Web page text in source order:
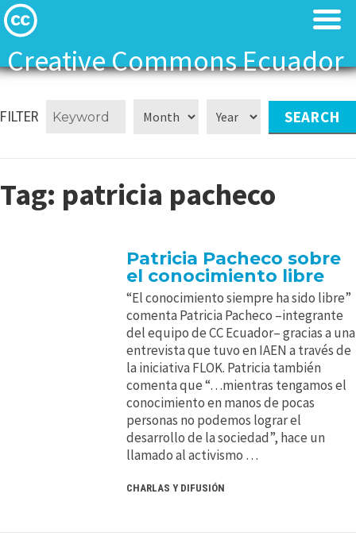
Creative Commons Ecuador
Contact
Contact
FILTER
Tag: patricia pacheco
Patricia Pacheco sobre
el conocimiento libre
“El conocimiento siempre ha sido libre”
comenta Patricia Pacheco –integrante
del equipo de CC Ecuador– gracias a una
entrevista que tuvo en IAEN a través de
la iniciativa FLOK. Patricia también
comenta que “…mientras tengamos el
conocimiento en manos de pocas
personas no podemos lograr el
desarrollo de la sociedad”, hace un
llamado al activismo …
CHARLAS Y DIFUSIÓN